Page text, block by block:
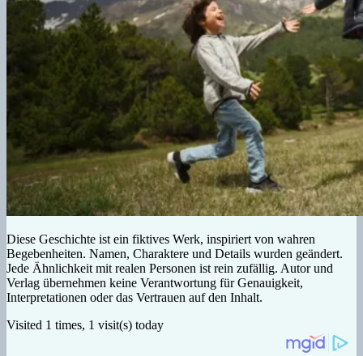
Diese Geschichte ist ein fiktives Werk, inspiriert von wahren
Begebenheiten. Namen, Charaktere und Details wurden geändert.
Jede Ähnlichkeit mit realen Personen ist rein zufällig. Autor und
Verlag übernehmen keine Verantwortung für Genauigkeit,
Interpretationen oder das Vertrauen auf den Inhalt.
Visited 1 times, 1 visit(s) today